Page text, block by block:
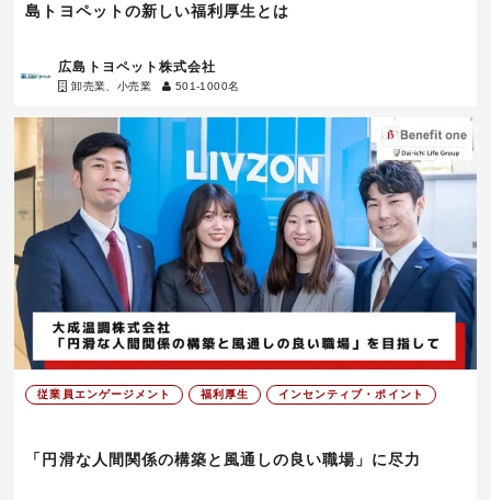
島トヨペットの新しい福利厚生とは
広島トヨペット株式会社
卸売業、小売業 501-1000名
従業員エンゲージメント 福利厚生 インセンティブ・ポイント
「円滑な人間関係の構築と風通しの良い職場」に尽力